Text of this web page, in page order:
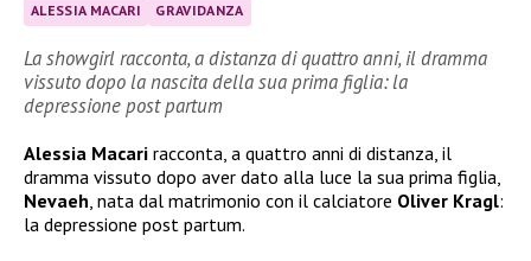
ALESSIA MACARI GRAVIDANZA
La showgirl racconta, a distanza di quattro anni, il dramma
vissuto dopo la nascita della sua prima figlia: la
depressione post partum
Alessia Macari racconta, a quattro anni di distanza, il
dramma vissuto dopo aver dato alla luce la sua prima figlia,
Nevaeh, nata dal matrimonio con il calciatore Oliver Kragl:
la depressione post partum.